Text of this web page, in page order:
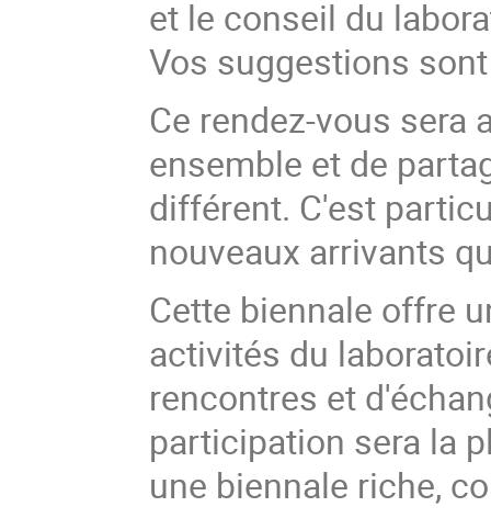
et le conseil du
Vos suggestions
Ce rendez-vous
ensemble et de
différent. C'est
nouveaux arrivants
Cette biennale offre
activités du
rencontres et
participation sera la
une biennale riche,